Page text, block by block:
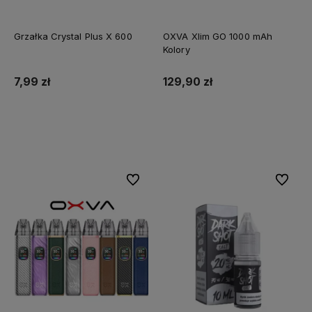
Grzałka Crystal Plus X 600
7,99 zł
OXVA Xlim GO 1000 mAh
Kolory
129,90 zł
Do ulubionych Do